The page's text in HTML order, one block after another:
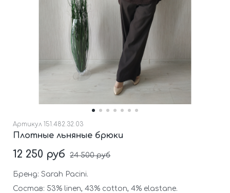
Артикул 151.482.32.03
Плотные льняные брюки
12 250 руб 24 500 руб
Бренд: Sarah Pacini.
Состав: 53% linen, 43% cotton, 4% elastane.